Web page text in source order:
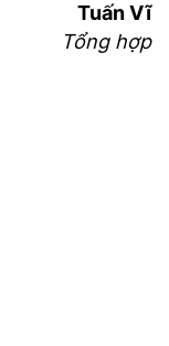
Tuấn Vĩ
Tổng hợp